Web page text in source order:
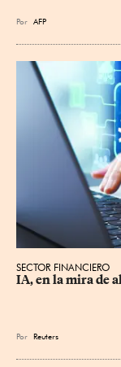
Por AFP
SECTOR FINANCIERO
IA, en la mira de
Por Reuters